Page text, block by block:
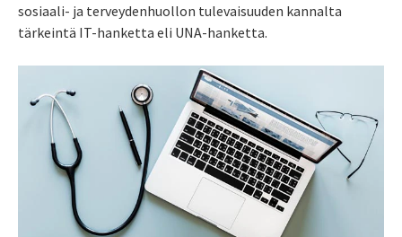
sosiaali- ja terveydenhuollon tulevaisuuden kannalta
tärkeintä IT-hanketta eli UNA-hanketta.